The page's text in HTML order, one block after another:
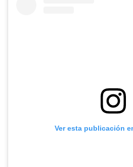
Ver esta publicación